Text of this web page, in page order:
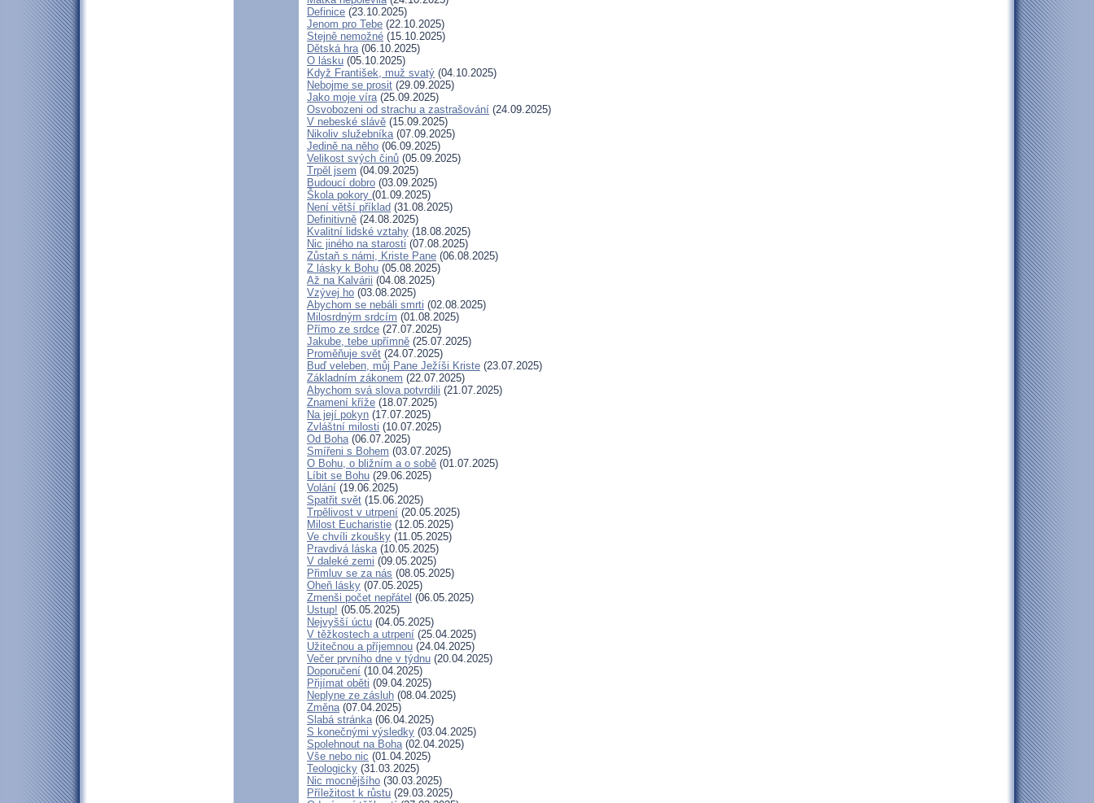
Definice (23.10.2025)
Jenom pro Tebe (22.10.2025)
Stejně nemožné (15.10.2025)
Dětská hra(06.10.2025)
O lásku (05.10.2025)
Když František, muž svatý (04.10.2025)
Nebojme se prosit (29.09.2025)
Jako moje víra(25.09.2025)
Osvobozeni od strachu a zastrašování (24.09.2025)
V nebeské slávě (15.09.2025)
Nikoliv služebníka(07.09.2025)
Jedině na něho (06.09.2025)
Velikost svých činů (05.09.2025)
Trpěl jsem (04.09.2025)
Budoucí dobro (03.09.2025)
Škola pokory (01.09.2025)
Není větší příklad (31.08.2025)
Definitivně (24.08.2025)
Kvalitní lidské vztahy (18.08.2025)
Nic jiného na starosti (07.08.2025)
Zůstaň s námi, Kriste Pane (06.08.2025)
Z lásky k Bohu (05.08.2025)
Až na Kalvárii (04.08.2025)
Vzývej ho (03.08.2025)
Abychom se nebáli smrti (02.08.2025)
Milosrdným srdcím (01.08.2025)
Přímo ze srdce (27.07.2025)
Jakube, tebe upřímně (25.07.2025)
Proměňuje svět (24.07.2025)
Buď veleben, můj Pane Ježíši Kriste (23.07.2025)
Základním zákonem (22.07.2025)
Abychom svá slova potvrdili (21.07.2025)
Znamení kříže (18.07.2025)
Na její pokyn (17.07.2025)
Zvláštní milosti (10.07.2025)
Od Boha(06.07.2025)
Smířeni s Bohem (03.07.2025)
O Bohu, o bližním a o sobě (01.07.2025)
Líbit se Bohu (29.06.2025)
Volání (19.06.2025)
Spatřit svět (15.06.2025)
Trpělivost v utrpení (20.05.2025)
Milost Eucharistie (12.05.2025)
Ve chvíli zkoušky (11.05.2025)
Pravdivá láska(10.05.2025)
V daleké zemi (09.05.2025)
Přimluv se za nás (08.05.2025)
Oheň lásky (07.05.2025)
Zmenši počet nepřátel (06.05.2025)
Ustup! (05.05.2025)
Nejvyšší úctu (04.05.2025)
V těžkostech a utrpení (25.04.2025)
Užitečnou a příjemnou (24.04.2025)
Večer prvního dne v týdnu (20.04.2025)
Doporučení (10.04.2025)
Přijímat oběti (09.04.2025)
Neplyne ze zásluh (08.04.2025)
Změna(07.04.2025)
Slabá stránka(06.04.2025)
S konečnými výsledky (03.04.2025)
Spolehnout na Boha(02.04.2025)
Vše nebo nic (01.04.2025)
Teologicky (31.03.2025)
Nic mocnějšího (30.03.2025)
Příležitost k růstu (29.03.2025)